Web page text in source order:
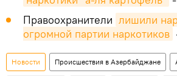
Правоохранители лишили
огромной партии наркотиков
Новости Происшествия в Азербайджане